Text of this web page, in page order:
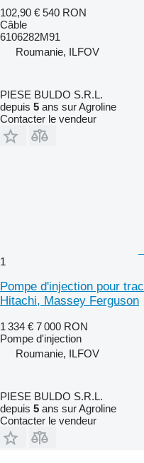
102,90 € 540 RON
Câble
6106282M91
Roumanie, ILFOV
PIESE BULDO S.R.L.
depuis 5 ans sur Agroline
Contacter le vendeur
1
Pompe d'injection pour
Hitachi, Massey Ferguson
1 334 € 7 000 RON
Pompe d'injection
Roumanie, ILFOV
PIESE BULDO S.R.L.
depuis 5 ans sur Agroline
Contacter le vendeur